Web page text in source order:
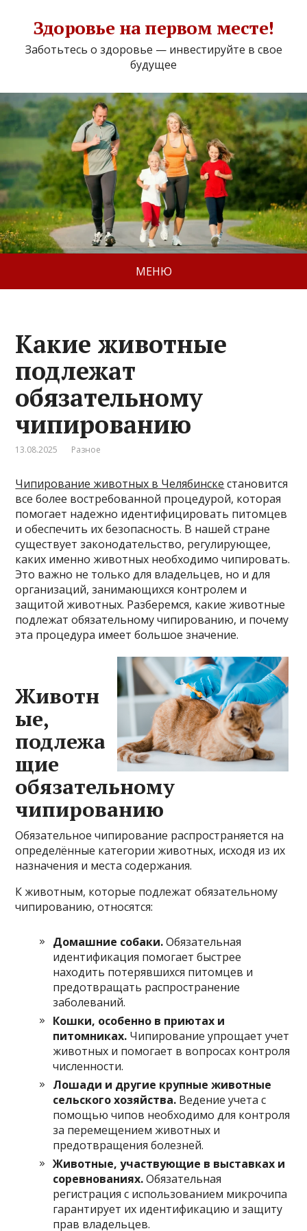
Здоровье на первом месте!
Заботьтесь о здоровье — инвестируйте в свое
будущее
МЕНЮ
Какие животные
подлежат
обязательному
чипированию
13.08.2025 Разное
Чипирование животных в Челябинске становится
все более востребованной процедурой, которая
помогает надежно идентифицировать питомцев
и обеспечить их безопасность. В нашей стране
существует законодательство, регулирующее,
каких именно животных необходимо чипировать.
Это важно не только для владельцев, но и для
организаций, занимающихся контролем и
защитой животных. Разберемся, какие животные
подлежат обязательному чипированию, и почему
эта процедура имеет большое значение.
Животн
ые,
подлежа
щие
обязательному
чипированию
Обязательное чипирование распространяется на
определённые категории животных, исходя из их
назначения и места содержания.
К животным, которые подлежат обязательному
чипированию, относятся:
Домашние собаки.Обязательная
идентификация помогает быстрее
находить потерявшихся питомцев и
предотвращать распространение
заболеваний.
Кошки, особенно в приютах и
питомниках. Чипирование упрощает учет
животных и помогает в вопросах контроля
численности.
Лошади и другие крупные животные
сельского хозяйства. Ведение учета с
помощью чипов необходимо для контроля
за перемещением животных и
предотвращения болезней.
Животные, участвующие в выставках и
соревнованиях.Обязательная
регистрация с использованием микрочипа
гарантирует их идентификацию и защиту
прав владельцев.